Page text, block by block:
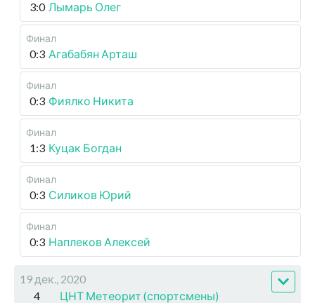
3:0 Лымарь Олег
Финал
0:3 Агабабян Арташ
Финал
0:3 Фиялко Никита
Финал
1:3 Куцак Богдан
Финал
0:3 Силиков Юрий
Финал
0:3 Наплеков Алексей
19 дек., 2020
4
ЦНТ Метеорит (спортсмены)